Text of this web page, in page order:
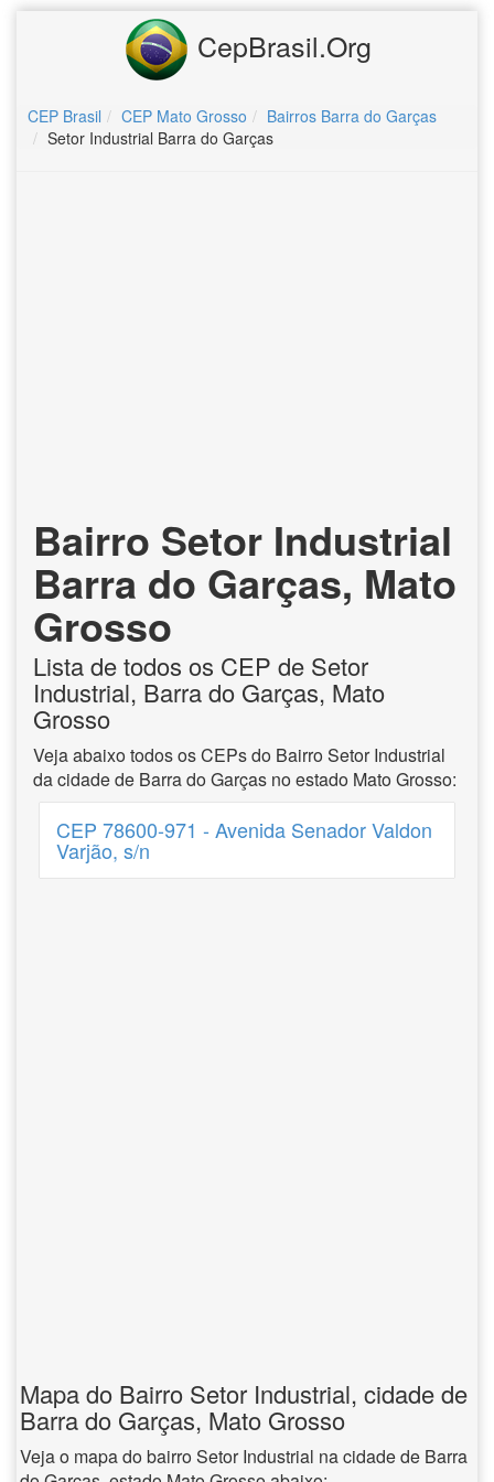
CepBrasil.Org
CEP Brasil CEP Mato Grosso
Bairros Barra do Garças
Setor Industrial Barra do Garças
Bairro Setor Industrial
Barra do Garças, Mato
Grosso
Lista de todos os CEP de Setor
Industrial, Barra do Garças, Mato
Grosso
Veja abaixo todos os CEPs do Bairro Setor Industrial
da cidade de Barra do Garças no estado Mato Grosso:
CEP 78600-971 - Avenida Senador Valdon
Varjão, s/n
Mapa do Bairro Setor Industrial, cidade de
Barra do Garças, Mato Grosso
Veja o mapa do bairro Setor Industrial na cidade de Barra